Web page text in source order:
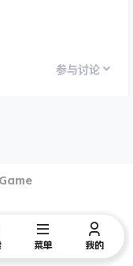
参与讨论
菜单 我的